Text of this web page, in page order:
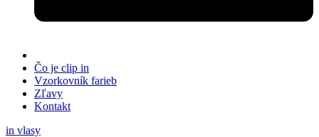
Čo je clip in
Vzorkovník farieb
Zľavy
Kontakt
in vlasy